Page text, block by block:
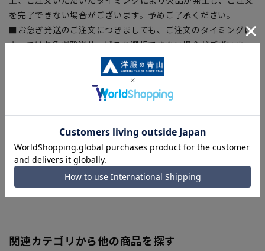
を完了できない場合がございます。予めご了承ください。
■お急ぎ発送のご注文につきましても、ご注文のタイミングに
よってはお急ぎ発送サービスを選択できない場合がございま
関連カテゴリから他の商品を探す